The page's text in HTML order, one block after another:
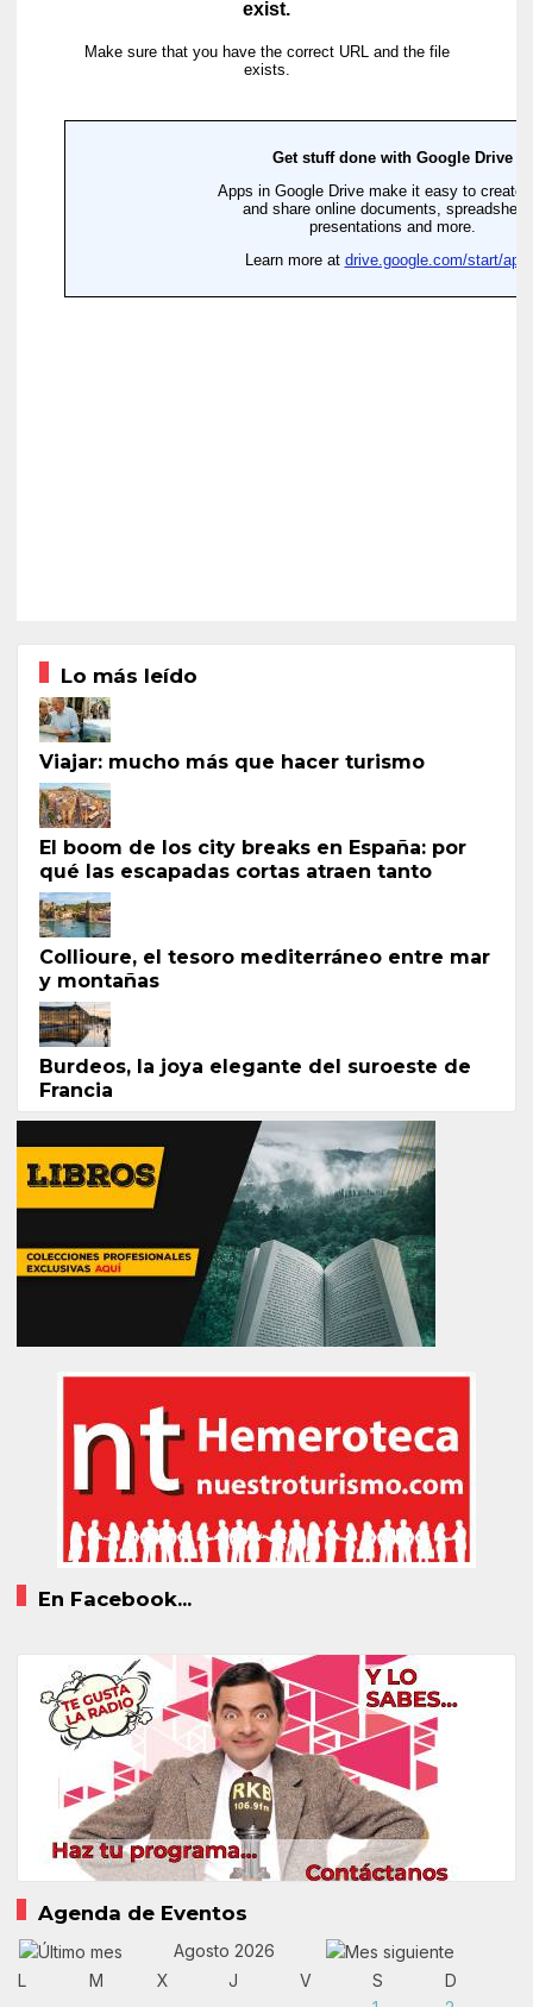
Lo más leído
Viajar: mucho más que hacer turismo
El boom de los city breaks en España: por
qué las escapadas cortas atraen tanto
Collioure, el tesoro mediterráneo entre mar
y montañas
Burdeos, la joya elegante del suroeste de
Francia
En Facebook...
Agenda de Eventos
Agosto 2026
L
M X J V S
D